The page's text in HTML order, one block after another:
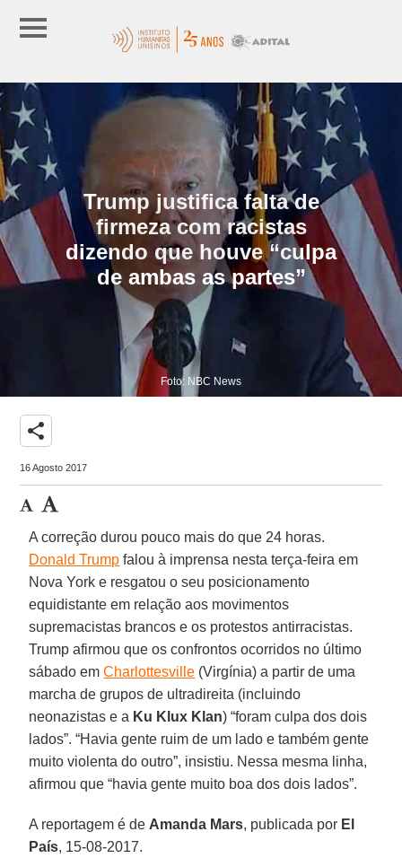
Trump justifica falta de
firmeza com racistas
dizendo que houve “culpa
de ambas as partes”
Foto: NBC News
share
16 Agosto 2017
A correção durou pouco mais do que 24 horas.
Donald Trump falou à imprensa nesta terça-feira em
Nova York e resgatou o seu posicionamento
equidistante em relação aos movimentos
supremacistas brancos e os protestos antirracistas.
Trump afirmou que os confrontos ocorridos no último
sábado emCharlottesville (Virgínia) a partir de uma
marcha de grupos de ultradireita (incluindo
neonazistas e a Ku Klux Klan) “foram culpa dos dois
lados”. “Havia gente ruim de um lado e também gente
muito violenta do outro”, insistiu. Nessa mesma linha,
afirmou que “havia gente muito boa dos dois lados”.
A reportagem é de Amanda Mars, publicada por El
País, 15-08-2017.